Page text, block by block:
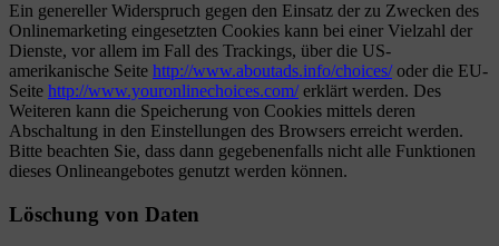
Ein genereller Widerspruch gegen den Einsatz der zu Zwecken des
Onlinemarketing eingesetzten Cookies kann bei einer Vielzahl der
Dienste, vor allem im Fall des Trackings, über die US-
amerikanische Seite http://www.aboutads.info/choices/oder die EU-
Seite http://www.youronlinechoices.com/erklärt werden. Des
Weiteren kann die Speicherung von Cookies mittels deren
Abschaltung in den Einstellungen des Browsers erreicht werden.
Bitte beachten Sie, dass dann gegebenenfalls nicht alle Funktionen
dieses Onlineangebotes genutzt werden können.
Löschung von Daten